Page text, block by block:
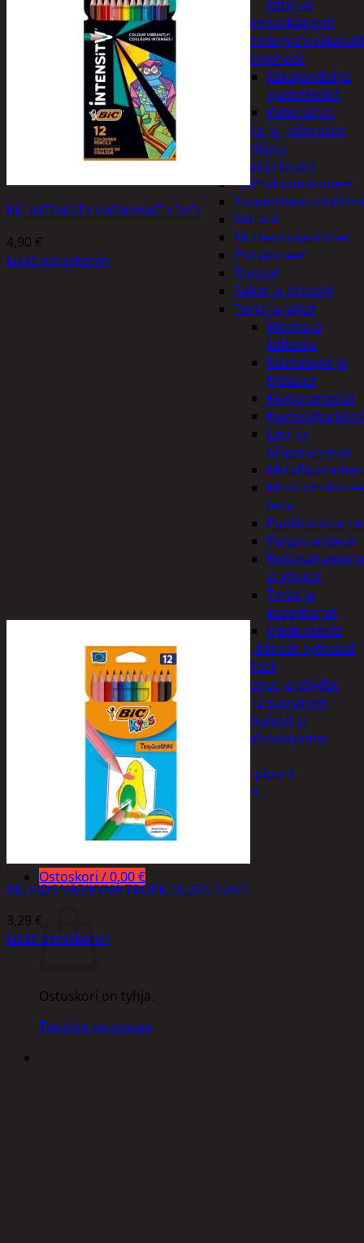
liittimet
Asennuskaapelit
Jatkojohdot
Jatkojohdot ja
ajastinkellot
Pistotulpat
Pisto ja -jakorasiat
Sähkötyökalut
Akut ja laturit
Kulmahiomakoneet
Mittarit
Mutterinvääntimet
Porakoneet
Ruiskut
Sahat ja sirkkelit
Terät ja laikat
Hionta ja
katkaisu
Kierretapit ja
työkalut
Kiviporanterät
Kuviosahanterä
Lasi- ja
tiiliporanterät
terät
Puuporanterät
ja istukat
Teräs ja
kuppiharjat
Upotusterät
Telineet, tikkaat, työtasot
ja tarvikkeet
Vaunut ja pöydät
Työasut ja suojaimet
Suojalasit ja
kuulosuojaimet
Elintarvikkeet
Keksit ja piparit
Mausteet
Ostoskori /0,00€
Ostoskori
Ostoskori on tyhjä.
Takaisin kauppaan
BIC INTENSITY VÄRIKYNÄT 12KPL
4,90 €
Lisää ostoskoriin
BIC KIDS VÄRIKYNÄ TROPICOLORS 12KPL
3,29 €
Lisää ostoskoriin